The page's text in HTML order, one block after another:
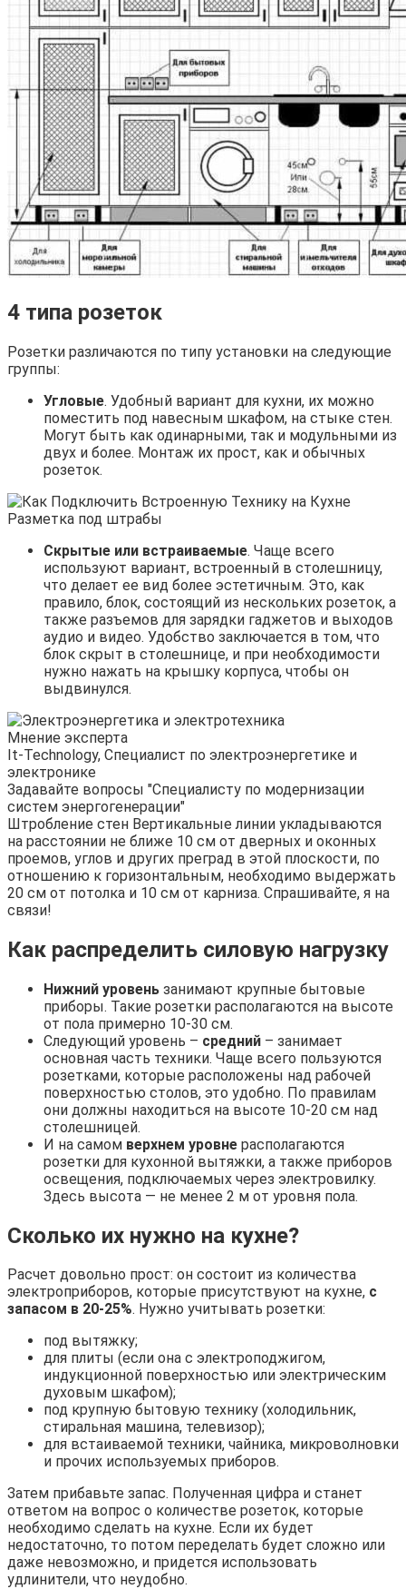
4 типа розеток
Розетки различаются по типу установки на следующие
группы:
Угловые. Удобный вариант для кухни, их можно
поместить под навесным шкафом, на стыке стен.
Могут быть как одинарными, так и модульными из
двух и более. Монтаж их прост, как и обычных
розеток.
Скрытые или встраиваемые. Чаще всего
используют вариант, встроенный в столешницу,
что делает ее вид более эстетичным. Это, как
правило, блок, состоящий из нескольких розеток, а
также разъемов для зарядки гаджетов и выходов
аудио и видео. Удобство заключается в том, что
блок скрыт в столешнице, и при необходимости
нужно нажать на крышку корпуса, чтобы он
выдвинулся.
Мнение эксперта
It-Technology, Cпециалист по электроэнергетике и
электронике
Задавайте вопросы "Специалисту по модернизации
систем энергогенерации"
Штробление стен Вертикальные линии укладываются
на расстоянии не ближе 10 см от дверных и оконных
проемов, углов и других преград в этой плоскости, по
отношению к горизонтальным, необходимо выдержать
20 см от потолка и 10 см от карниза. Спрашивайте, я на
связи!
Как распределить силовую нагрузку
Нижний уровень занимают крупные бытовые
приборы. Такие розетки располагаются на высоте
от пола примерно 10-30 см.
Следующий уровень – средний – занимает
основная часть техники. Чаще всего пользуются
розетками, которые расположены над рабочей
поверхностью столов, это удобно. По правилам
они должны находиться на высоте 10-20 см над
столешницей.
И на самом верхнем уровне располагаются
розетки для кухонной вытяжки, а также приборов
освещения, подключаемых через электровилку.
Здесь высота — не менее 2 м от уровня пола.
Сколько их нужно на кухне?
Расчет довольно прост: он состоит из количества
электроприборов, которые присутствуют на кухне, с
запасом в 20-25%. Нужно учитывать розетки:
под вытяжку;
для плиты (если она с электроподжигом,
индукционной поверхностью или электрическим
духовым шкафом);
под крупную бытовую технику (холодильник,
стиральная машина, телевизор);
для встаиваемой техники, чайника, микроволновки
и прочих используемых приборов.
Затем прибавьте запас. Полученная цифра и станет
ответом на вопрос о количестве розеток, которые
необходимо сделать на кухне. Если их будет
недостаточно, то потом переделать будет сложно или
даже невозможно, и придется использовать
удлинители, что неудобно.